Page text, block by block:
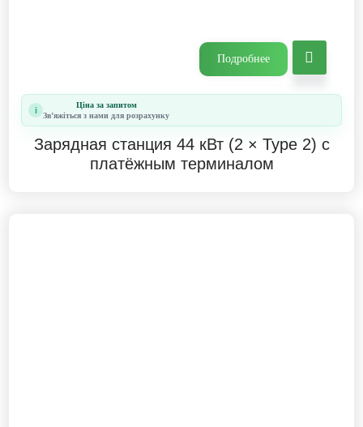
Подробнее
i Ціна за запитом
Звʼяжіться з нами для розрахунку
Зарядная станция 44 кВт (2 × Type 2) с
платёжным терминалом